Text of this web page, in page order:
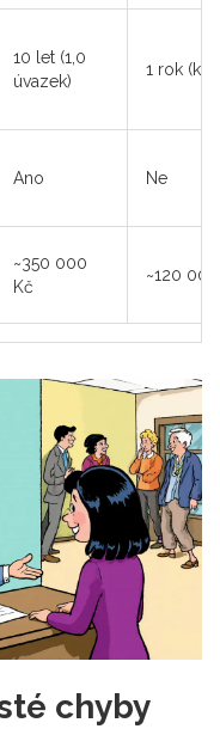
10 let (1,0
úvazek)
1 rok
Ano Ne
~350 000
Kč
~120
chyby